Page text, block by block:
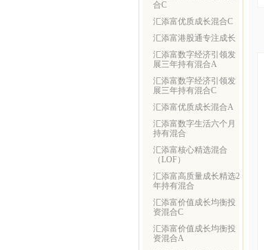
合C
汇添富优质成长混合C
汇添富港股通专注成长
汇添富数字经济引领发
展三年持有混合A
汇添富数字经济引领发
展三年持有混合C
汇添富优质成长混合A
汇添富数字生活六个月
持有混合
汇添富核心精选混合
（LOF）
汇添富高质量成长精选2
年持有混合
汇添富价值成长均衡投
资混合C
汇添富价值成长均衡投
资混合A